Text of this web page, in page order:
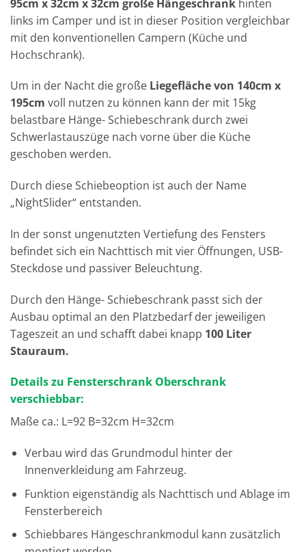
95cm x 32cm x 32cm große Hängeschrank hinten
links im Camper und ist in dieser Position vergleichbar
mit den konventionellen Campern (Küche und
Hochschrank).
Um in der Nacht die große Liegefläche von 140cm x
195cm voll nutzen zu können kann der mit 15kg
belastbare Hänge- Schiebeschrank durch zwei
Schwerlastauszüge nach vorne über die Küche
geschoben werden.
Durch diese Schiebeoption ist auch der Name
„NightSlider“ entstanden.
In der sonst ungenutzten Vertiefung des Fensters
befindet sich ein Nachttisch mit vier Öffnungen, USB-
Steckdose und passiver Beleuchtung.
Durch den Hänge- Schiebeschrank passt sich der
Ausbau optimal an den Platzbedarf der jeweiligen
Tageszeit an und schafft dabei knapp 100 Liter
Stauraum.
Details zu Fensterschrank Oberschrank
verschiebbar:
Maße ca.: L=92 B=32cm H=32cm
Verbau wird das Grundmodul hinter der
Innenverkleidung am Fahrzeug.
Funktion eigenständig als Nachttisch und Ablage im
Fensterbereich
Schiebbares Hängeschrankmodul kann zusätzlich